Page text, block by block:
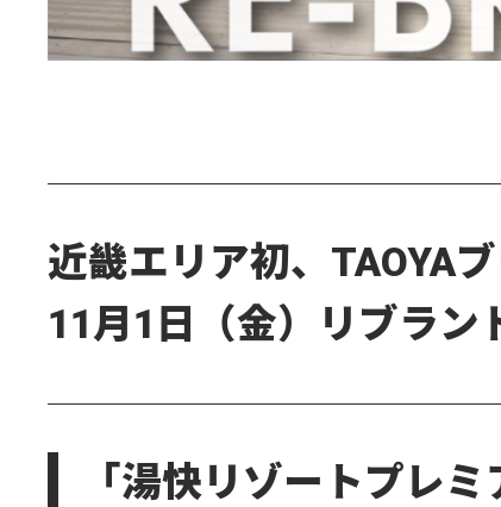
近畿エリア初、TAOYA
11月1日（金）リブラン
「湯快リゾートプレ